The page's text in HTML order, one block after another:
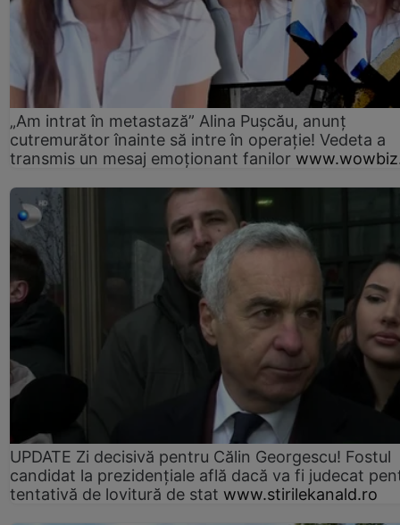
„Am intrat în metastază” Alina Pușcău, anunț
cutremurător înainte să intre în operație! Vedeta a
transmis un mesaj emoționant fanilor
UPDATE Zi decisivă pentru Călin Georgescu! Fostul
candidat la prezidențiale află dacă va fi judecat
tentativă de lovitură de stat www.stirilekanald.ro